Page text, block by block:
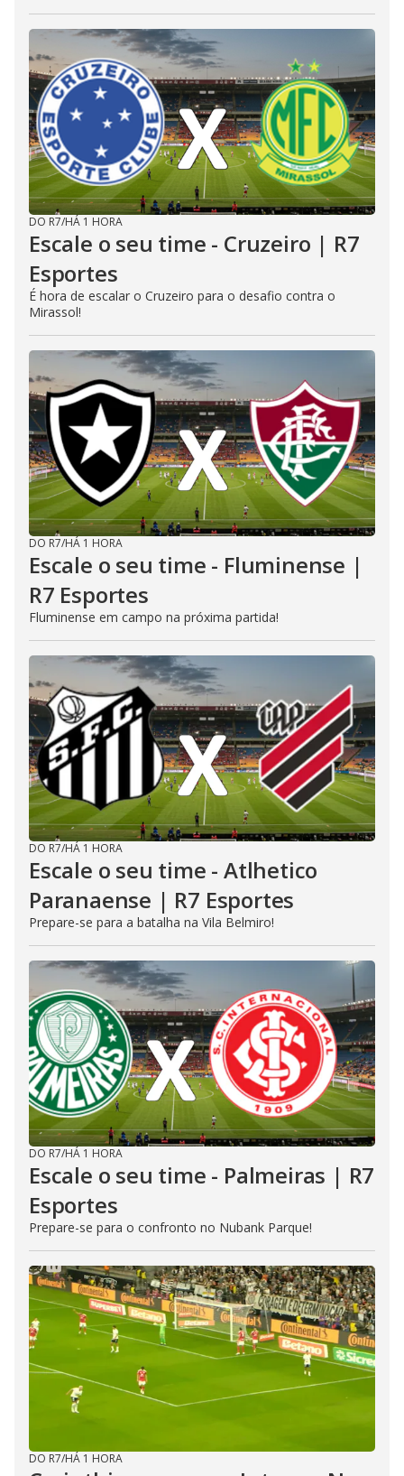
DO R7/HÁ 1 HORA
Escale o seu time - Cruzeiro | R7
Esportes
É hora de escalar o Cruzeiro para o desafio contra o
Mirassol!
DO R7/HÁ 1 HORA
Escale o seu time - Fluminense |
R7 Esportes
Fluminense em campo na próxima partida!
DO R7/HÁ 1 HORA
Escale o seu time - Atlhetico
Paranaense | R7 Esportes
Prepare-se para a batalha na Vila Belmiro!
DO R7/HÁ 1 HORA
Escale o seu time - Palmeiras | R7
Esportes
Prepare-se para o confronto no Nubank Parque!
DO R7/HÁ 1 HORA